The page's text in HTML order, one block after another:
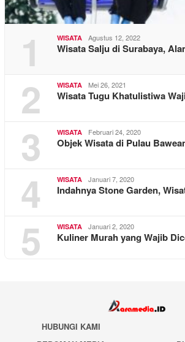
1 WISATA Agustus 12, 2022
Wisata Salju di Surabaya,
2 WISATA Mei 26, 2021
Wisata Tugu Khatulistiwa
3 WISATA Februari 24, 2020
Objek Wisata di Pulau
4 WISATA Januari 7, 2020
Indahnya Stone Garden,
5 WISATA Januari 2, 2020
Kuliner Murah yang Wajib
HUBUNGI KAMI